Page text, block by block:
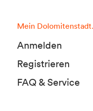
Mein
Anmelden
Registrieren
FAQ & Service